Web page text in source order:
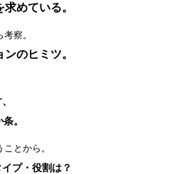
めている。
察。
のヒミツ。
。
とから。
プ・役割は？